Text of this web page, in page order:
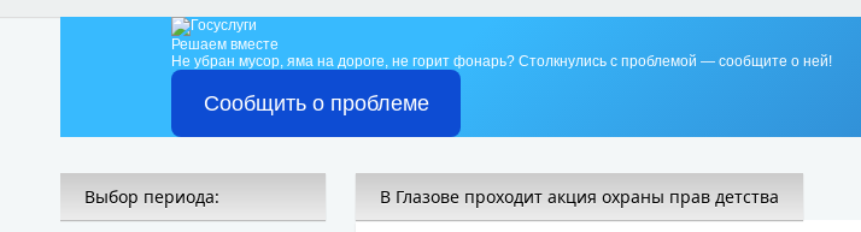
Решаем вместе
Не убран мусор, яма на дороге, не горит фонарь? Столкнулись с проблемой — сообщите о ней!
Сообщить о проблеме
Выбор периода: В Глазове проходит акция охраны прав детства